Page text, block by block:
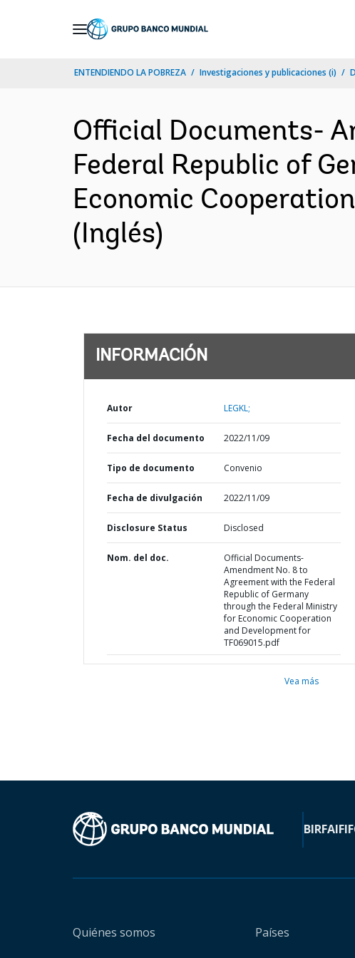
ENTENDIENDO LA POBREZA Investigaciones y publicaciones (i)
Official Documents-
Federal Republic of
Economic
(Inglés)
INFORMACIÓN
Autor LEGKL;
Fecha del documento 2022/11/09
Tipo de documento Convenio
Fecha de divulgación 2022/11/09
Disclosure Status Disclosed
Nom. del doc.
Official Documents-
Amendment No. 8 to
Agreement with the Federal
Republic of Germany
through the Federal Ministry
for Economic Cooperation
and Development for
TF069015.pdf
Vea más
BIRFAIF
Quiénes somos
Países